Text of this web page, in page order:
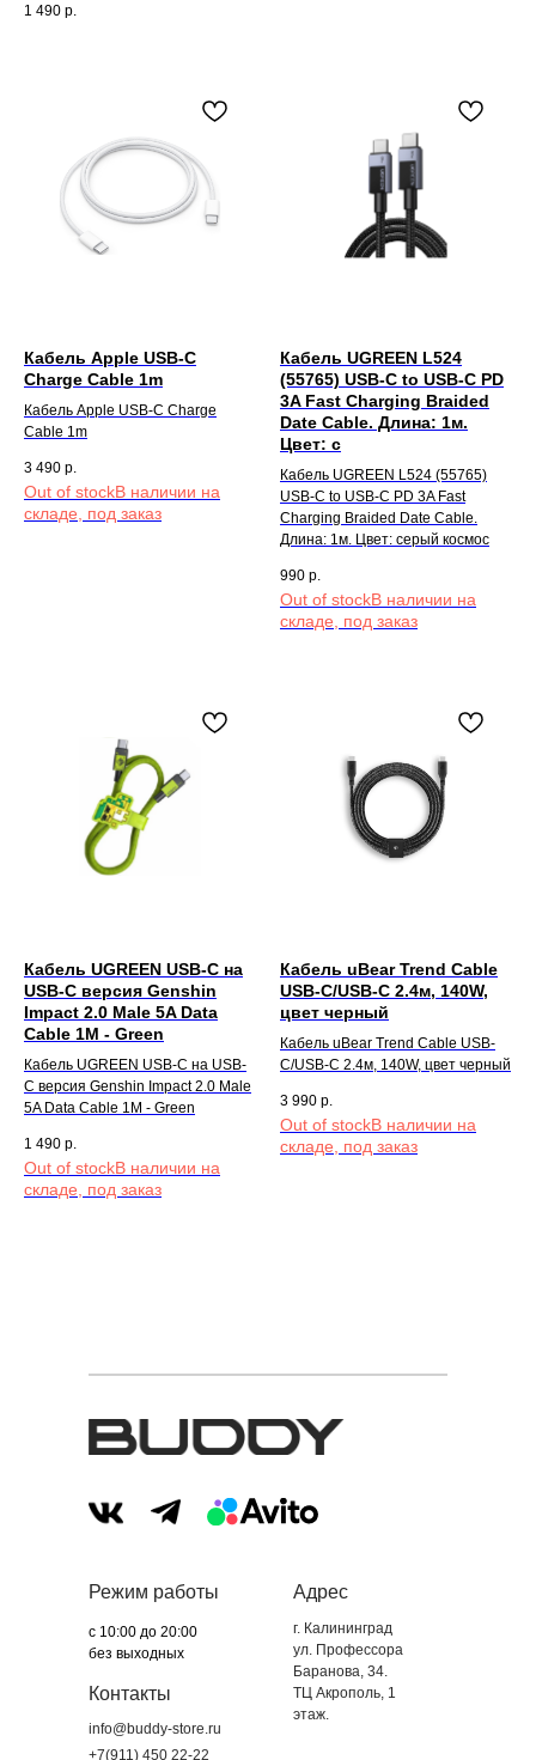
1 490 р.
Кабель Apple USB-C
Charge Cable 1m
Кабель Apple USB-C Charge
Cable 1m
3 490 р.
Out of stock
Кабель UGREEN L524
(55765) USB-C to USB-C PD
3A Fast Charging Braided
Date Cable. Длина: 1м.
Цвет: с
Кабель UGREEN L524 (55765)
USB-C to USB-C PD 3A Fast
Charging Braided Date Cable.
Длина: 1м. Цвет: серый космос
990 р.
Out of stock
Кабель UGREEN USB-C на
USB-C версия Genshin
Impact 2.0 Male 5A Data
Cable 1M - Green
Кабель UGREEN USB-C на USB-
C версия Genshin Impact 2.0 Male
5A Data Cable 1M - Green
1 490 р.
Out of stock
Кабель uBear Trend Cable
USB-C/USB-C 2.4м, 140W,
цвет черный
Кабель uBear Trend Cable USB-
C/USB-C 2.4м, 140W, цвет черный
3 990 р.
Out of stock
Контакты
+7(911) 450 22-22
info@buddy-store.ru
Адрес
г. Калининград
ул. Профессора
Баранова, 34.
ТЦ Акрополь, 1
этаж.
Режим работы
с 10:00 до 20:00
без выходных